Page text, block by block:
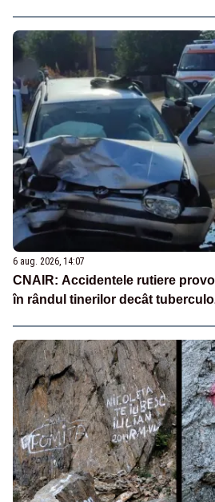
6 aug. 2026, 14:07
CNAIR: Accidentele rutiere
în rândul tinerilor decât